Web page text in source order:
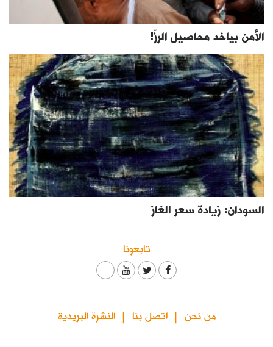
الأمن بياخد محاصيل الرزّ!
السودان: زيادة سعر الغاز
تابعونا
من نحن اتصل بنا النشرة البريدية